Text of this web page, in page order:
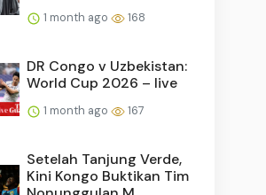
1 month ago 168
DR Congo v Uzbekistan:
World Cup 2026 – live
1 month ago 167
Setelah Tanjung Verde,
Kini Kongo Buktikan Tim